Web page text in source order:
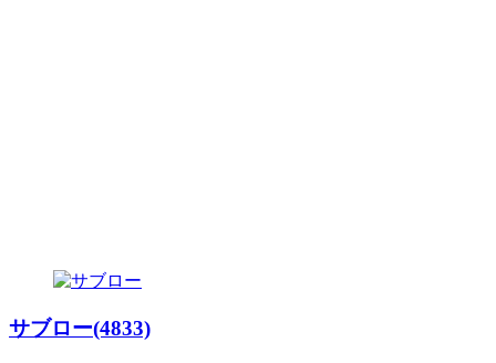
サブロー(4833)